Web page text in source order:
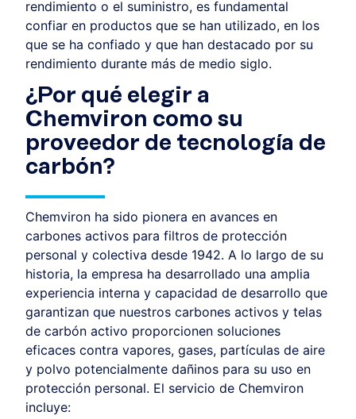
rendimiento o el suministro, es fundamental
confiar en productos que se han utilizado, en los
que se ha confiado y que han destacado por su
rendimiento durante más de medio siglo.
¿Por qué elegir a
Chemviron como su
proveedor de tecnología de
carbón?
Chemviron ha sido pionera en avances en
carbones activos para filtros de protección
personal y colectiva desde 1942. A lo largo de su
historia, la empresa ha desarrollado una amplia
experiencia interna y capacidad de desarrollo que
garantizan que nuestros carbones activos y telas
de carbón activo proporcionen soluciones
eficaces contra vapores, gases, partículas de aire
y polvo potencialmente dañinos para su uso en
protección personal. El servicio de Chemviron
incluye: